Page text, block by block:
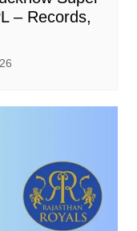
– Records,